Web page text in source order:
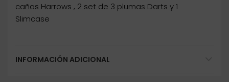
cañas Harrows , 2 set de 3 plumas Darts y 1
Slimcase
INFORMACIÓN ADICIONAL